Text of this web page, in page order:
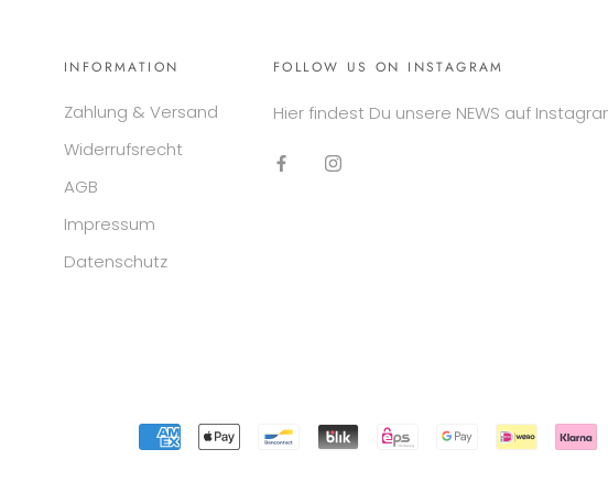
INFORMATION
Zahlung & Versand
Widerrufsrecht
AGB
Impressum
Datenschutz
FOLLOW US ON INSTAGRAM
Hier findest Du unsere NEWS auf